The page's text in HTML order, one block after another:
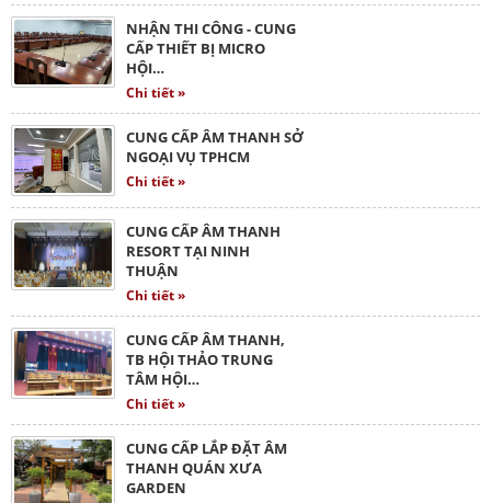
NHẬN THI CÔNG - CUNG
CẤP THIẾT BỊ MICRO
HỘI…
Chi tiết »
CUNG CẤP ÂM THANH SỞ
NGOẠI VỤ TPHCM
Chi tiết »
CUNG CẤP ÂM THANH
RESORT TẠI NINH
THUẬN
Chi tiết »
CUNG CẤP ÂM THANH,
TB HỘI THẢO TRUNG
TÂM HỘI…
Chi tiết »
CUNG CẤP LẮP ĐẶT ÂM
THANH QUÁN XƯA
GARDEN